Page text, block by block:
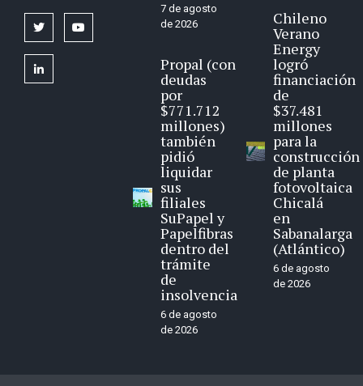
twitter
linkedin
7 de agosto
de 2026
Propal (con
deudas
por
$771.712
millones)
también
pidió
liquidar
sus
filiales
SuPapel y
Papelfibras
dentro del
trámite
de
insolvencia
6 de agosto
de 2026
Chileno
Verano
Energy
logró
financiación
de
$37.481
millones
para la
construcción
de planta
fotovoltaica
Chicalá
en
Sabanalarga
(Atlántico)
6 de agosto
de 2026